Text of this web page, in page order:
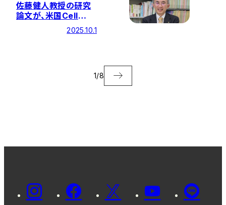
佐藤健人教授の研究
論文が、米国Cell
Pressの発行する
「iScience」に掲載さ
2025.10.1
1/8